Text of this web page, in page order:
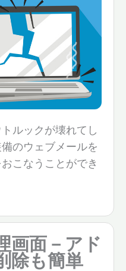
ルックが壊れてし
のウェブメールを
こなうことができ
画面－アド
除も簡単